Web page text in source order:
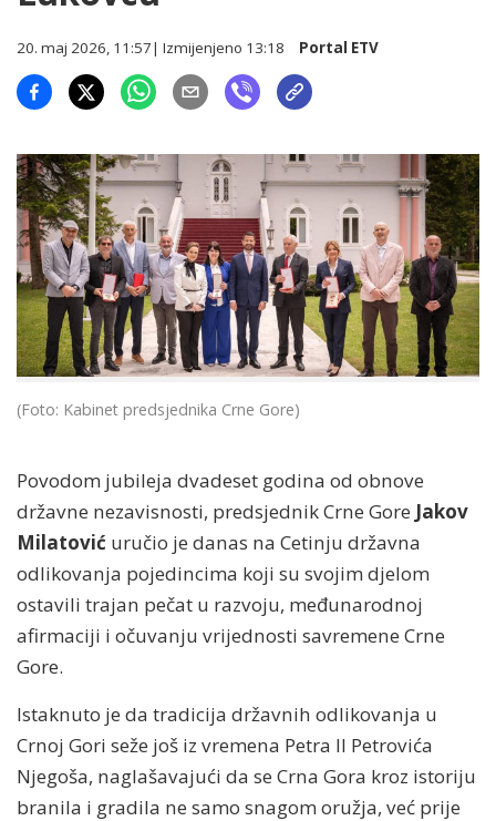
20. maj 2026, 11:57| Izmijenjeno 13:18 Portal ETV
(Foto: Kabinet predsjednika Crne Gore)
Povodom jubileja dvadeset godina od obnove
državne nezavisnosti, predsjednik Crne Gore Jakov
Milatović uručio je danas na Cetinju državna
odlikovanja pojedincima koji su svojim djelom
ostavili trajan pečat u razvoju, međunarodnoj
afirmaciji i očuvanju vrijednosti savremene Crne
Gore.
Istaknuto je da tradicija državnih odlikovanja u
Crnoj Gori seže još iz vremena Petra II Petrovića
Njegoša, naglašavajući da se Crna Gora kroz istoriju
branila i gradila ne samo snagom oružja, već prije